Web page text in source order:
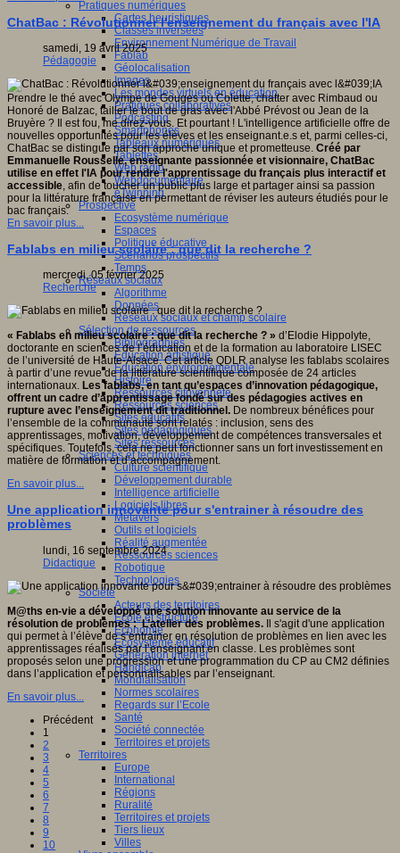
Pratiques numériques
Cartes heuristiques
Classes inversées
Environnement Numérique de Travail
Fablab
Géolocalisation
Images
Les mondes virtuels en éducation
Pratiques collaboratives
Podcasting
Smartphones
Tableaux numériques
Tablettes
Web radio
Webdocumentaire
eTwinning
Prospective
Ecosystème numérique
Espaces
Politique éducative
Scénarios prospectifs
Temps
Réseaux sociaux
Algorithme
Données
Réseaux sociaux et champ scolaire
Sélection de ressources
Bibliographies
Education artistique
Education environnementale
Histoire
Ressources citoyenneté
Ressources sciences
Sites éducatifs
Sites pédagogiques
Sites ressources
Sciences et techniques
Culture scientifique
Développement durable
Intelligence artificielle
Logiciels libres
Métavers
Outils et logiciels
Réalité augmentée
Ressources sciences
Robotique
Technologies
Société
Acteurs des territoires
Ecole et structure
Economie
Ecosystème éducatif
Génération internet
Handicap
Mondialisation
Normes scolaires
Regards sur l’Ecole
Santé
Société connectée
Territoires et projets
Territoires
Europe
International
Régions
Ruralité
Territoires et projets
Tiers lieux
Villes
ChatBac : Révolutionner l'enseignement du français avec l'IA
samedi, 19 avril 2025
Pédagogie
Prendre le thé avec Olympe de Gouges ou Colette, chatter avec Rimbaud ou
Honoré de Balzac, tailler le bout de gras avec l'Abbé Prévost ou Jean de la
Bruyère ? Il est fou, me direz-vous. Et pourtant ! L'intelligence artificielle offre de
nouvelles opportunités pour les élèves et les enseignant.e.s et, parmi celles-ci,
ChatBac se distingue par son approche unique et prometteuse. Créé par
Emmanuelle Rousselle, enseignante passionnée et visionnaire, ChatBac
utilise en effet l'IA pour rendre l'apprentissage du français plus interactif et
accessible, afin de toucher un public plus large et partager ainsi sa passion
pour la littérature française en permettant de réviser les auteurs étudiés pour le
bac français.
En savoir plus...
Fablabs en milieu scolaire : que dit la recherche ?
mercredi, 05 février 2025
Recherche
« Fablabs en milieu scolaire : que dit la recherche ? » d’Elodie Hippolyte,
doctorante en sciences de l’éducation et de la formation au laboratoire LISEC
de l’université de Haute-Alsace. Cet article QDLR analyse les fablabs scolaires
à partir d’une revue de la littérature scientifique composée de 24 articles
internationaux. Les fablabs, en tant qu’espaces d’innovation pédagogique,
offrent un cadre d’apprentissage fondé sur des pédagogies actives en
rupture avec l’enseignement dit traditionnel. De nombreux bénéfices pour
l’ensemble de la communauté sont relatés : inclusion, sens des
apprentissages, motivation, développement de compétences transversales et
spécifiques. Toutefois, cela ne peut fonctionner sans un fort investissement en
matière de formation et d’accompagnement.
En savoir plus...
Une application innovante pour s'entrainer à résoudre des
problèmes
lundi, 16 septembre 2024
Didactique
M@ths en-vie a développé une solution innovante au service de la
résolution de problèmes : L’atelier des problèmes. Il s'agit d'une application
qui permet à l’élève de s’entraîner en résolution de problèmes en lien avec les
apprentissages réalisés par l’enseignant en classe. Les problèmes sont
proposés selon une progression et une programmation du CP au CM2 définies
dans l’application et personnalisables par l’enseignant.
En savoir plus...
Précédent
1
2
3
4
5
6
7
8
9
10